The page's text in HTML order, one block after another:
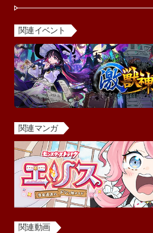
関連イベント
関連マンガ
関連動画